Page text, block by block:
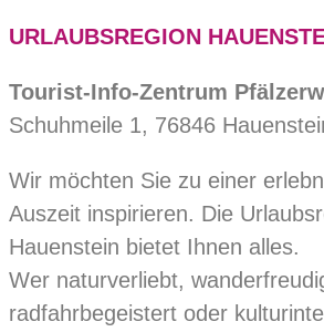
URLAUBSREGION
Tourist-Info-Zentrum
Schuhmeile 1, 76846
Wir möchten Sie zu einer
Auszeit inspirieren. Die
Hauenstein bietet Ihnen alles.
Wer naturverliebt,
radfahrbegeistert oder